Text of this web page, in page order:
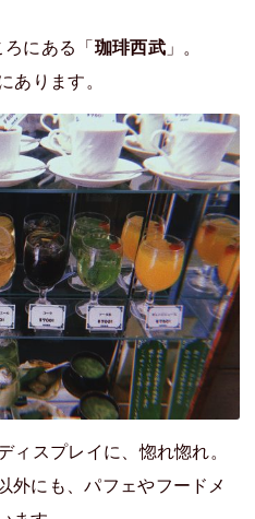
にある「珈琲西武」。
あります。
ィスプレイに、惚れ惚れ。
外にも、パフェやフードメ